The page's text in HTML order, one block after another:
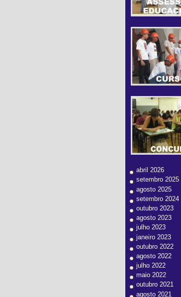
abril 2026
setembro 2025
agosto 2025
setembro 2024
outubro 2023
agosto 2023
julho 2023
janeiro 2023
outubro 2022
agosto 2022
julho 2022
maio 2022
outubro 2021
agosto 2021